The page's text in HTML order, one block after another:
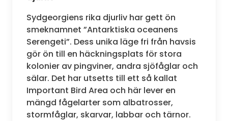
Sydgeorgiens rika djurliv har gett ön
smeknamnet ”Antarktiska oceanens
Serengeti”. Dess unika läge fri från havsis
gör ön till en häckningsplats för stora
kolonier av pingviner, andra sjöfåglar och
sälar. Det har utsetts till ett så kallat
Important Bird Area och här lever en
mängd fågelarter som albatrosser,
stormfåglar, skarvar, labbar och tärnor.